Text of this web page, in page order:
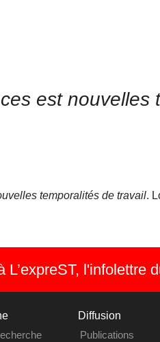
est nouvelles
temporalités de travail.
L’expreST, l'infolettre
Diffusion
Publications